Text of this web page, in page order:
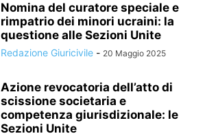
Nomina del curatore speciale e
rimpatrio dei minori ucraini: la
questione alle Sezioni Unite
Redazione Giuricivile - 20 Maggio 2025
Azione revocatoria dell’atto di
scissione societaria e
competenza giurisdizionale: le
Sezioni Unite